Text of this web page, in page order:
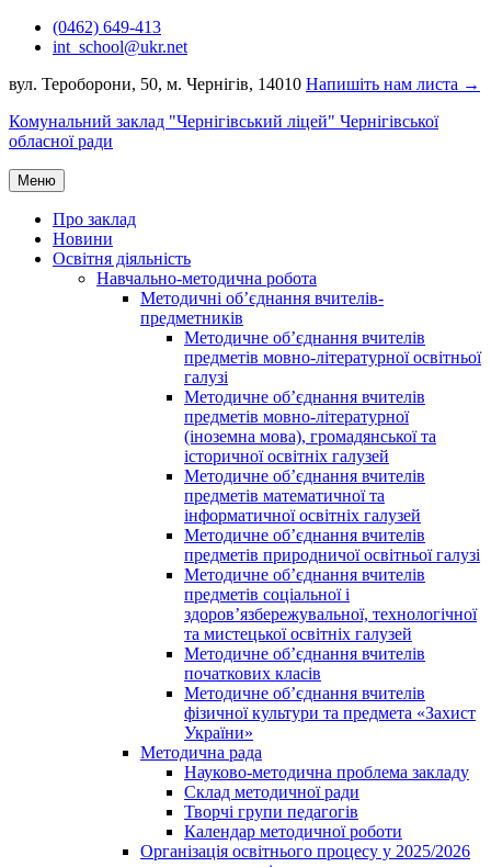
Перейти(0462) 649-413
int_school@ukr.net
вул. Тероборони, 50, м. Чернігів, 14010 Напишіть нам листа →
Комунальний заклад "Чернігівський ліцей" Чернігівської
обласної ради
Меню
Про заклад
Новини
Освітня діяльність
Навчально-методична робота
Методичні об’єднання вчителів-
предметників
Методичне об’єднання вчителів
предметів мовно-літературної освітньої
галузі
Методичне об’єднання вчителів
предметів мовно-літературної
(іноземна мова), громадянської та
історичної освітніх галузей
Методичне об’єднання вчителів
предметів математичної та
інформатичної освітніх галузей
Методичне об’єднання вчителів
предметів природничої освітньої галузі
Методичне об’єднання вчителів
предметів соціальної і
здоров’язбережувальної, технологічної
та мистецької освітніх галузей
Методичне об’єднання вчителів
початкових класів
Методичне об’єднання вчителів
фізичної культури та предмета «Захист
України»
Методична рада
Науково-методична проблема закладу
Склад методичної ради
Творчі групи педагогів
Календар методичної роботи
Організація освітнього процесу у 2025/2026